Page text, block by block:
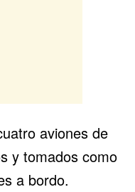
aviones de
y tomados como
a bordo.